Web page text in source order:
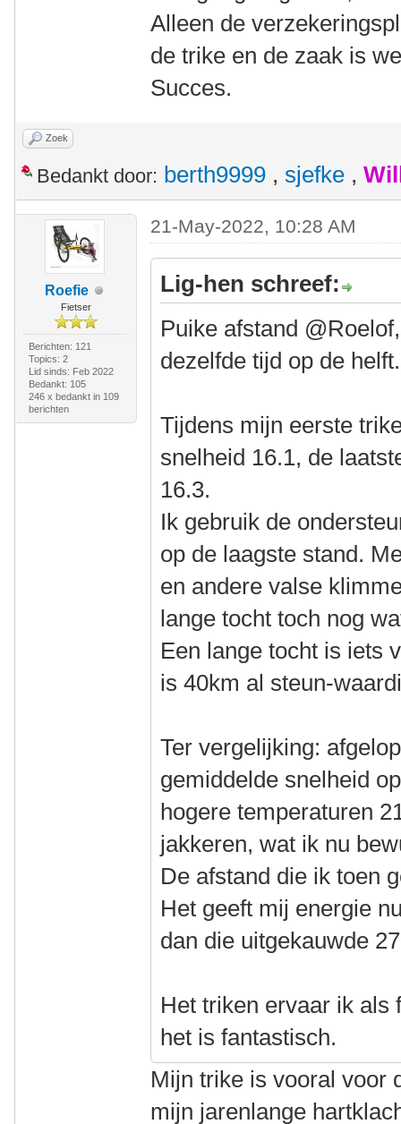
Alleen de
de trike en de zaak is
Succes.
Zoek
Bedankt door: berth9999 , sjefke ,
Roefie
Fietser
Berichten: 121
Topics: 2
Lid sinds: Feb 2022
Bedankt: 105
246 x bedankt in 109
berichten
21-May-2022, 10:28 AM
Lig-hen schreef:
Puike afstand
dezelfde tijd op de helft.
Tijdens mijn eerste
snelheid 16.1, de
16.3.
Ik gebruik de
op de laagste stand.
en andere valse
lange tocht toch nog
Een lange tocht is iets
is 40km al steun-
Ter vergelijking:
gemiddelde snelheid
hogere temperaturen
jakkeren, wat ik nu
De afstand die ik toen
Het geeft mij energie
dan die uitgekauwde
Het triken ervaar ik als
het is fantastisch.
Mijn trike is vooral voor
mijn jarenlange